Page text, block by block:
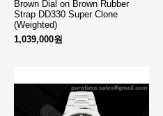
Brown Dial on Brown Rubber
Strap DD330 Super Clone
(Weighted)
1,039,000원